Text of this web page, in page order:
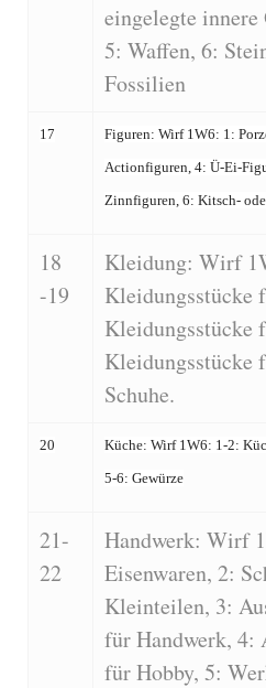
eingelegte innere
5: Waffen, 6:
Fossilien
17
Figuren: Wirf 1W6: 1:
Actionfiguren, 4: Ü-Ei-
Zinnfiguren, 6: Kitsch-
18
-19
Kleidung: Wirf
Kleidungsstücke
Kleidungsstücke
Kleidungsstücke
Schuhe.
20
Küche: Wirf 1W6: 1-2:
5-6: Gewürze
21-
22
Handwerk: Wirf
Eisenwaren, 2:
Kleinteilen, 3:
für Handwerk, 4:
für Hobby, 5: